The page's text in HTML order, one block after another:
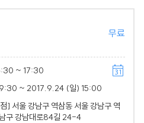
무료
~ 17:30
~ 2017.9.24 (일) 15:00
] 서울 강남구 역삼동 서울 강남구 역
구 강남대로84길 24-4